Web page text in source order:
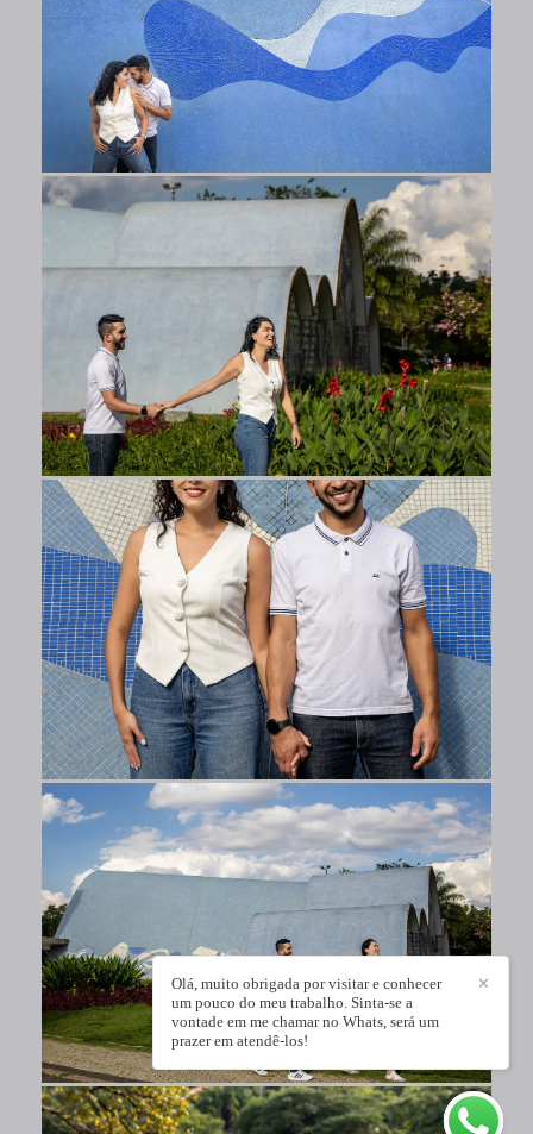
✕
Olá, muito obrigada por visitar e conhecer
um pouco do meu trabalho. Sinta-se a
vontade em me chamar no Whats, será um
prazer em atendê-los!